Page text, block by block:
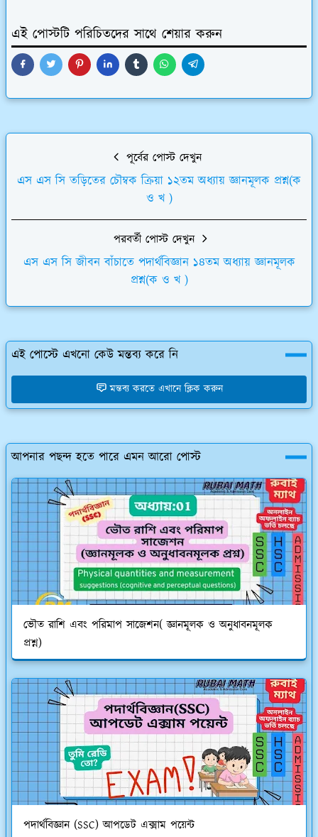
এই পোস্টটি পরিচিতদের সাথে শেয়ার করুন
পূর্বের পোস্ট দেখুন
এস এস সি তড়িতের চৌম্বক ক্রিয়া ১২তম অধ্যায় জ্ঞানমূলক প্রশ্ন(ক
ও খ )
পরবর্তী পোস্ট দেখুন
এস এস সি জীবন বাঁচাতে পদার্থবিজ্ঞান ১৪তম অধ্যায় জ্ঞানমূলক
প্রশ্ন(ক ও খ )
এই পোস্টে এখনো কেউ মন্তব্য করে নি
মন্তব্য করতে এখানে ক্লিক করুন
আপনার পছন্দ হতে পারে এমন আরো পোস্ট
ভৌত রাশি এবং পরিমাপ সাজেশন( জ্ঞানমূলক ও অনুধাবনমূলক
প্রশ্ন)
পদার্থবিজ্ঞান (SSC) আপডেট এক্সাম পয়েন্ট